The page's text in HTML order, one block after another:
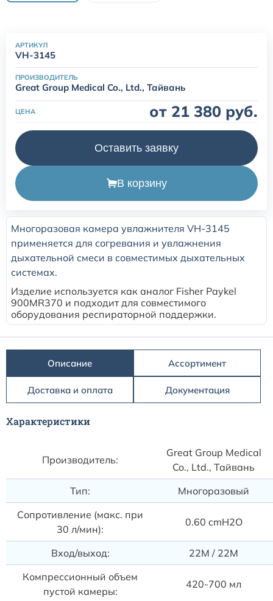
АРТИКУЛ
VH-3145
ПРОИЗВОДИТЕЛЬ
Great Group Medical Co., Ltd., Тайвань
ЦЕНА от 21 380 руб.
Оставить заявку
В корзину
Многоразовая камера увлажнителя VH-3145
применяется для согревания и увлажнения
дыхательной смеси в совместимых дыхательных
системах.
Изделие используется как аналог Fisher Paykel
900MR370 и подходит для совместимого
оборудования респираторной поддержки.
Описание Ассортимент
Доставка и оплата Документация
Характеристики
Производитель:
Great Group Medical
Co., Ltd., Тайвань
Тип:
Многоразовый
Сопротивление (макс. при
30 л/мин):
0.60 cmH2O
Вход/выход:
22M / 22M
Компрессионный объем
пустой камеры:
420-700 мл
Маски для неинвазивной вентиляции легких
Переходники и коннекторы угловые для ИВЛ
Аксессуары и принадлежности для трахеостомии
Аспирационные катетеры